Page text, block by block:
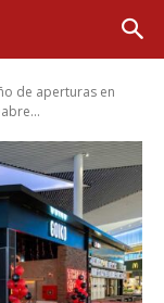
de aperturas en